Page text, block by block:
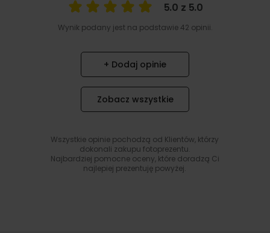
5.0 z 5.0
Wynik podany jest na podstawie 42 opinii.
+ Dodaj opinie
Zobacz wszystkie
Wszystkie opinie pochodzą od Klientów, którzy
dokonali zakupu fotoprezentu.
Najbardziej pomocne oceny, które doradzą Ci
najlepiej prezentuję powyżej.